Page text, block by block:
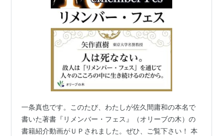
一条真也です。このたび、わたしが佐久間庸和の本名で
書いた著書『リメンバー・フェス』（オリーブの木）の
書籍紹介動画がＵＰされました。ぜひ、ご覧下さい！ 本